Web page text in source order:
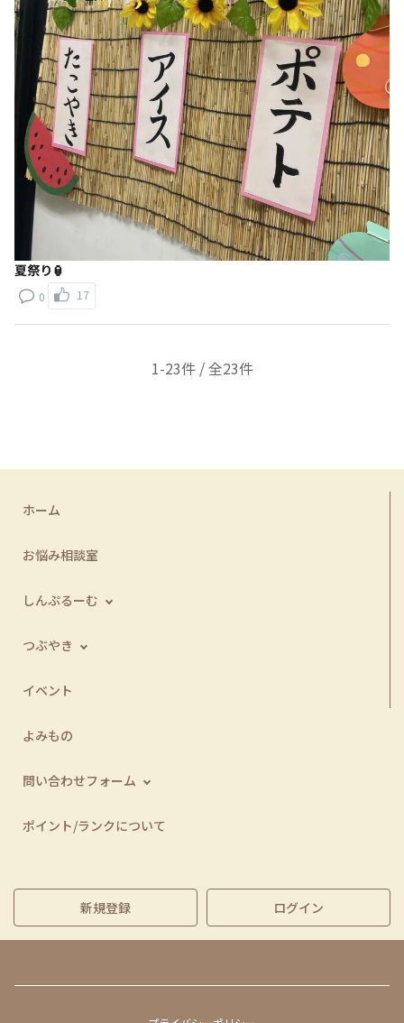
夏祭り🏮
0 17
1-23件 / 全23件
ホーム
お悩み相談室
しんぷるーむ
つぶやき
イベント
よみもの
問い合わせフォーム
ポイント/ランクについて
新規登録 ログイン